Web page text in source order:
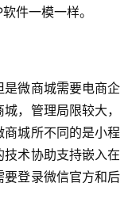
件一模一样。
微商城需要电商企
，管理局限较大，
城所不同的是小程
术协助支持嵌入在
登录微信官方和后